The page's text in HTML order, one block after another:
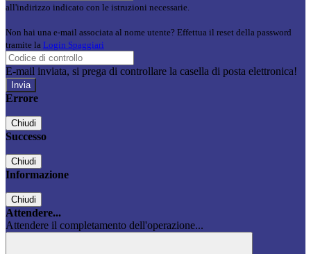
all'indirizzo indicato con le istruzioni necessarie.
Non hai una e-mail associata al nome utente? Effettua il reset della password
tramite la Login Spaggiari
E-mail inviata, si prega di controllare la casella di posta elettronica!
Errore
Chiudi
Successo
Chiudi
Informazione
Chiudi
Attendere...
Attendere il completamento dell'operazione...